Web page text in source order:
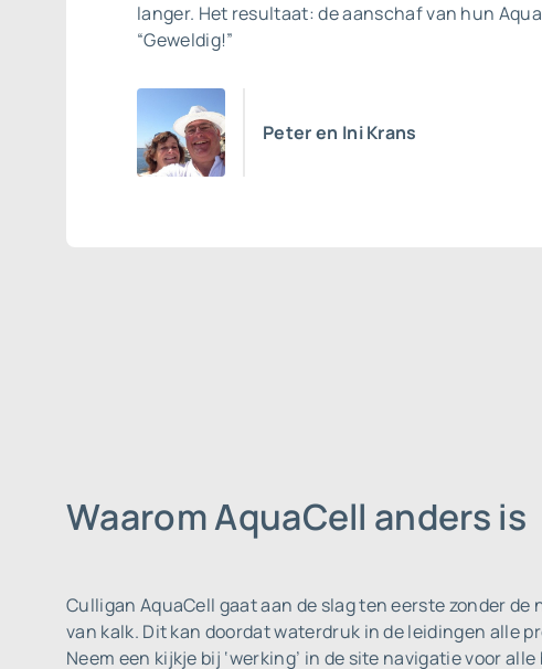
langer. Het resultaat: de aanschaf van hun
“Geweldig!”
Peter en Ini Krans
Waarom AquaCell anders is
Culligan AquaCell gaat aan de slag ten eerste zonder
van kalk. Dit kan doordat waterdruk in de leidingen alle
Neem een kijkje bij ‘werking’ in de site navigatie voor